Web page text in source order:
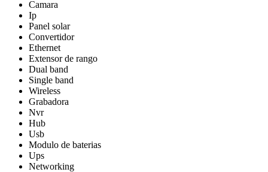
Camara
Ip
Panel solar
Convertidor
Ethernet
Extensor de rango
Dual band
Single band
Wireless
Grabadora
Nvr
Hub
Usb
Modulo de baterias
Ups
Networking